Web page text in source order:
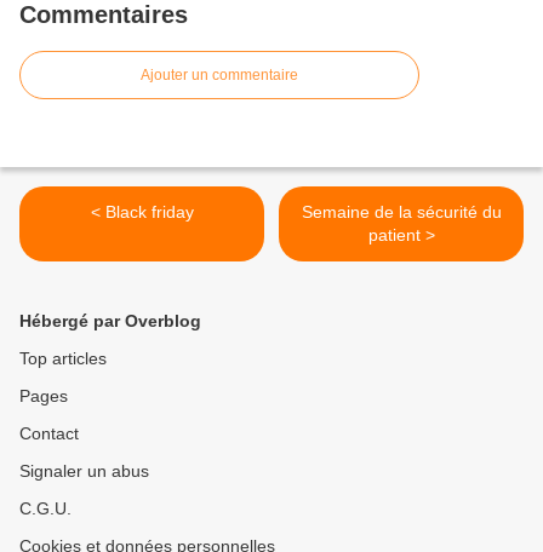
Commentaires
Ajouter un commentaire
< Black friday
Semaine de la sécurité du
patient >
Hébergé par Overblog
Top articles
Pages
Contact
Signaler un abus
C.G.U.
Cookies et données personnelles